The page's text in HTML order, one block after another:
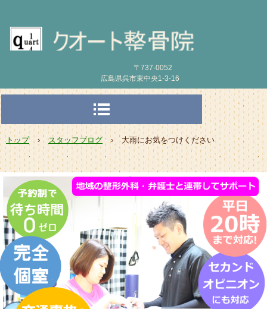
〒737-0052
広島県呉市東中央1-3-16
トップ › スタッフブログ › 大雨にお気をつけください